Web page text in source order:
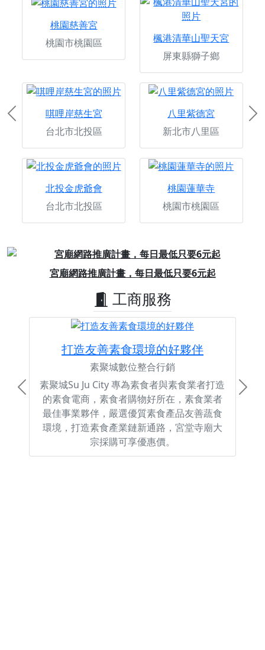
桃園慈善宮
桃園市桃園區
楓港清華山聖天宮
屏東縣獅子鄉
唭哩岸慈生宮
台北市北投區
八里紫德宮
新北市八里區
北投金虎爺會
台北市北投區
桃園蓮華寺
桃園市桃園區
Previous
宮廟網路推廣計畫，每日最低只要6元起
Previous
工商服務
打造友善素食環境的好夥伴
素聚城數位整合行銷
素聚城Su Ju City 專為素食者與素食業者打造
的素食電商，素食者購物好所在，素食業者
最佳事業夥伴，嚴選優質素食產品友善蔬食
環境，打造素食產業鏈新通路，宮堂寺廟大
宗採購可享優惠價。
Previous Next